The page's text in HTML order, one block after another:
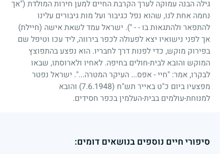
גילה הבנה עמוקה לערך הקרבת החיים למען חירות המולדת ("אך
נחמה אחת לנו, שהוא נפל כגיבור ועל מות גיבורים עלינו
להתפאר ולהתגאות בו - - "). ישראל עמד לשאת אישה (חיילת)
אך לפני נישואיו יצא לפעולה לכפר בירווה, ליד עכו וטיפל שם
בפירוק מוקש, כדי לפנות דרך לחבריו. הוא נפצע בהתפוצץ
המוקש והובא לבית-חולים בחיפה. לאחיו ולארוסתו, שבאו
לבקרו, אמר: "חיי - אפס... העיקר המטרה...". ישראל נפטר
מפצעיו ביום כ"ט באייר תש"ח (7.6.1948)
והובא
למנוחת-עולמים בבית-העלמין בכפר חסידים.
סיפורי חיים נוספים בנושאים דומים: